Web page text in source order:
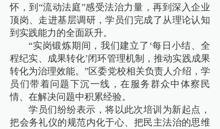
怀，到“流动法庭”感受法治力量，再到深入企业
顶岗、走进基层调研，学员们完成了从理论认知
到实践能力的全面跃升。
“实岗锻炼期间，我们建立了‘每日小结、全
程纪实、成果转化’闭环管理机制，推动实践成果
转化为治理效能。”区委党校相关负责人介绍，学
员们带着问题下沉一线，在服务群众中体察民
情、在解决问题中积累经验。
学员们纷纷表示，将以此次培训为新起点，
把会务礼仪的规范内化于心、把民主法治的思维